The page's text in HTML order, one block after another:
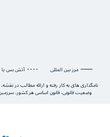
مرز بین المللی آتش بس یا
نامگذاری های به کار رفته و ارائه مطالب در
وضعیت قانونی، قانون اساسی هر کشور،